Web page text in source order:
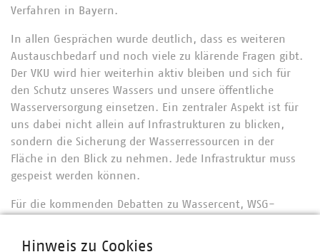
Verfahren in Bayern.
In allen Gesprächen wurde deutlich, dass es weiteren
Austauschbedarf und noch viele zu klärende Fragen gibt.
Der VKU wird hier weiterhin aktiv bleiben und sich für
den Schutz unseres Wassers und unsere öffentliche
Wasserversorgung einsetzen. Ein zentraler Aspekt ist für
uns dabei nicht allein auf Infrastrukturen zu blicken,
sondern die Sicherung der Wasserressourcen in der
Fläche in den Blick zu nehmen. Jede Infrastruktur muss
gespeist werden können.
Für die kommenden Debatten zu Wassercent, WSG-
grundsätzliche Positionierung erarbeiten und dafür im
Hinweis zu Cookies